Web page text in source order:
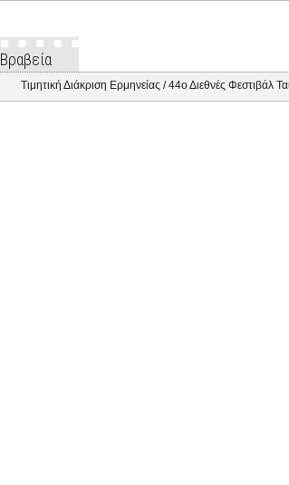
Βραβεία
Τιμητική Διάκριση Ερμηνείας / 44ο Διεθνές